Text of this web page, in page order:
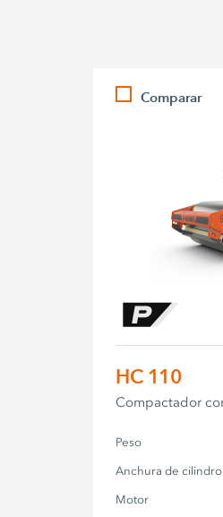
Comparar
HC 110
Compactador
Peso
Anchura de cilindro
Motor